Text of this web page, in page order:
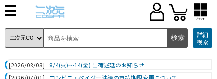
ブランド
詳細
検索
[2026/08/03]
8/4(火)～14(金) 出荷遅延のお知らせ
[2026/07/01]
コンビニ・ペイジー決済の支払期限変更について